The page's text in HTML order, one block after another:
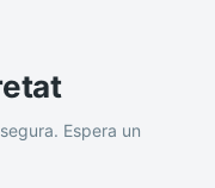
Espera un